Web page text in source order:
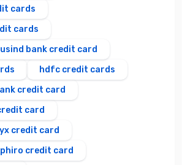
cards
cards
bank credit card
hdfc credit cards
credit card
card
credit card
credit card